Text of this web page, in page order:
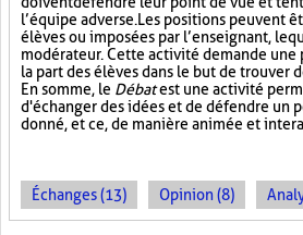
l’équipe adverse. Les positions peuvent
élèves ou imposées par l’enseignant,
modérateur. Cette activité demande une
la part des élèves dans le but de trouver
En somme, le Débatest une activité
d'échanger des idées et de défendre un
donné, et ce, de manière animée et
Échanges (13) Opinion (8)